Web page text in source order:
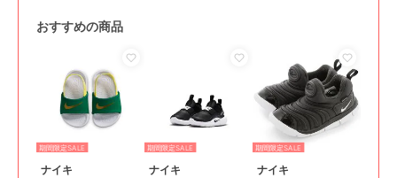
おすすめの商品
期間限定SALE
ナイキ
期間限定SALE
ナイキ
期間限定SALE
ナイキ